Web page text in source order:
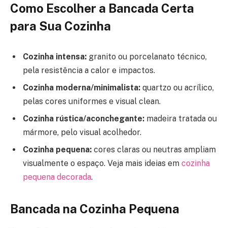
Como Escolher a Bancada Certa
para Sua Cozinha
Cozinha intensa: granito ou porcelanato técnico,
pela resistência a calor e impactos.
Cozinha moderna/minimalista: quartzo ou acrílico,
pelas cores uniformes e visual clean.
Cozinha rústica/aconchegante: madeira tratada ou
mármore, pelo visual acolhedor.
Cozinha pequena: cores claras ou neutras ampliam
visualmente o espaço. Veja mais ideias em cozinha
pequena decorada.
Bancada na Cozinha Pequena